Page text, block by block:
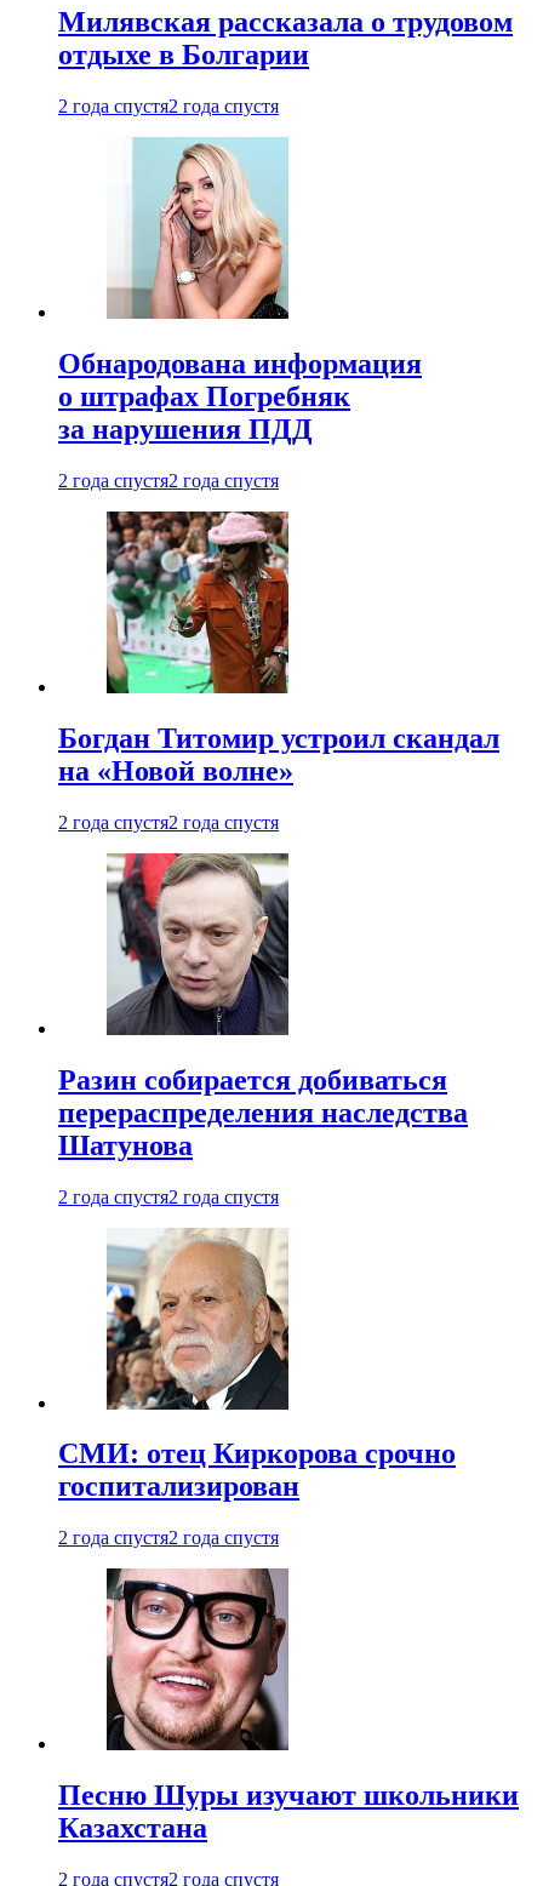
Милявская рассказала о трудовом
отдыхе в Болгарии
2 года спустя2 года спустя
Обнародована информация
о штрафах Погребняк
за нарушения ПДД
2 года спустя2 года спустя
Богдан Титомир устроил скандал
на «Новой волне»
2 года спустя2 года спустя
Разин собирается добиваться
перераспределения наследства
Шатунова
2 года спустя2 года спустя
СМИ: отец Киркорова срочно
госпитализирован
2 года спустя2 года спустя
Песню Шуры изучают школьники
Казахстана
2 года спустя2 года спустя